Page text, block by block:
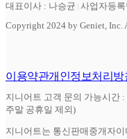
대표이사 : 나승균 사업자등록
Copyright 2024 by Geniet, Inc.
이용약관개인정보처리방
지니어트 고객 문의 가능시간
주말 공휴일 제외)
지니어트는 통신판매중개자